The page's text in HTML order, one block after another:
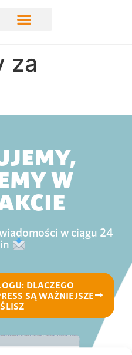
za
W
w ciągu 24
DLACZEGO
SĄ WAŻNIEJSZE